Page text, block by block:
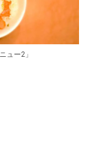
ュー2」